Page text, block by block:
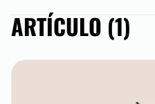
ARTÍCULO (1)